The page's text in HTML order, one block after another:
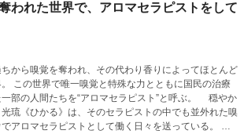
われた世界で、アロマセラピストをして
から嗅覚を奪われ、その代わり香りによってほとんど
この世界で唯一嗅覚と特殊な力とともに国民の治療
の人間たちを“アロマセラピスト”と呼ぶ。 穏やか
琉《ひかる》は、そのセラピストの中でも並外れた嗅
でアロマセラピストとして働く日々を送っている。